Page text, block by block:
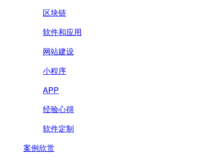
区块链
软件和应用
网站建设
小程序
APP
经验心得
软件定制
案例欣赏